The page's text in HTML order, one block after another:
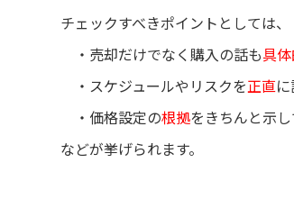
チェックすべきポイントとしては、
・売却だけでなく購入の話も具
・スケジュールやリスクを正直
・価格設定の根拠をきちんと示
などが挙げられます。